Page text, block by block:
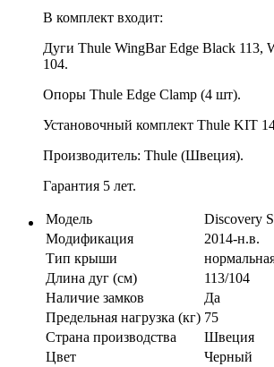
В комплект входит:
Дуги Thule WingBar Edge Black 113,
104.
Опоры Thule Edge Clamp (4 шт).
Установочный комплект Thule KIT
Производитель: Thule (Швеция).
Гарантия 5 лет.
Модель
Discovery
Модификация
2014-н.в.
Тип крыши
Длина дуг (см)
113/104
Наличие замков
Да
Предельная нагрузка (кг) 75
Страна производства
Швеция
Цвет
Черный